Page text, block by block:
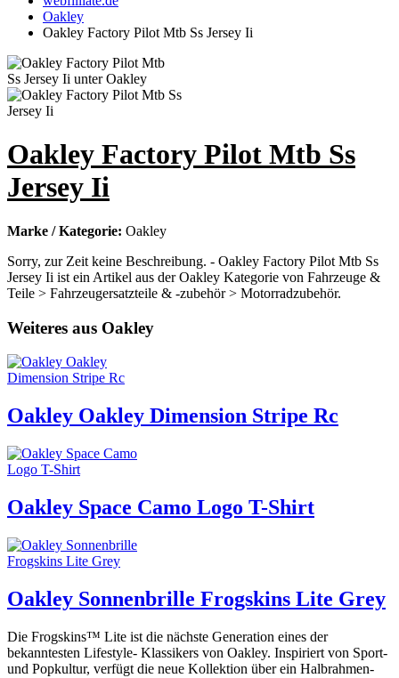
Oakley
Oakley Factory Pilot Mtb Ss Jersey Ii
Oakley Factory Pilot Mtb Ss
Jersey Ii
Marke / Kategorie: Oakley
Sorry, zur Zeit keine Beschreibung. - Oakley Factory Pilot Mtb Ss
Jersey Ii ist ein Artikel aus der Oakley Kategorie von Fahrzeuge &
Teile > Fahrzeugersatzteile & -zubehör > Motorradzubehör.
Weiteres aus Oakley
Oakley Oakley Dimension Stripe Rc
Oakley Space Camo Logo T-Shirt
Oakley Sonnenbrille Frogskins Lite Grey
Die Frogskins™ Lite ist die nächste Generation eines der
bekanntesten Lifestyle- Klassikers von Oakley. Inspiriert von Sport-
und Popkultur, verfügt die neue Kollektion über ein Halbrahmen-